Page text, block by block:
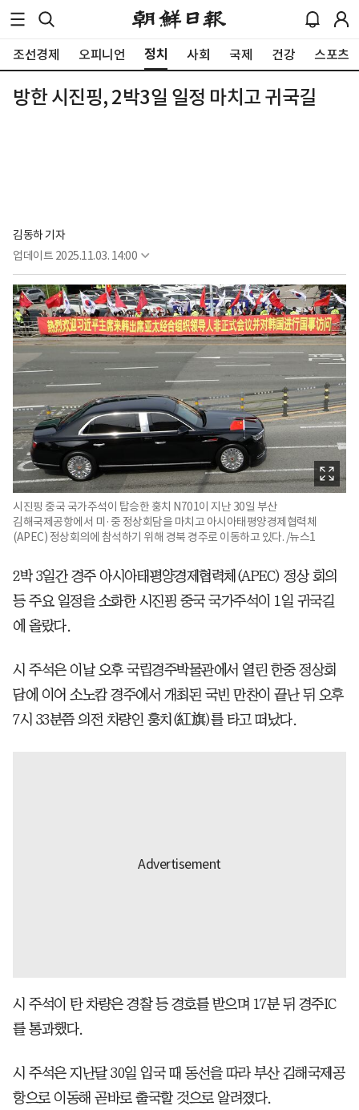
조선경제 오피니언 정치 사회 국제 건강 스포츠
방한 시진핑, 2박3일 일정 마치고 귀국길
김동하 기자
업데이트 2025.11.03. 14:00
시진핑 중국 국가주석이 탑승한 훙치 N701이 지난 30일 부산
김해국제공항에서 미·중 정상회담을 마치고 아시아태평양경제협력체
(APEC) 정상회의에 참석하기 위해 경북 경주로 이동하고 있다. /뉴스1
2박 3일간 경주 아시아태평양경제협력체(APEC) 정상 회의
등 주요 일정을 소화한 시진핑 중국 국가주석이 1일 귀국길
에 올랐다.
시 주석은 이날 오후 국립경주박물관에서 열린 한중 정상회
담에 이어 소노캄 경주에서 개최된 국빈 만찬이 끝난 뒤 오후
7시 33분쯤 의전 차량인 훙치(紅旗)를 타고 떠났다.
시 주석이 탄 차량은 경찰 등 경호를 받으며 17분 뒤 경주IC
를 통과했다.
시 주석은 지난달 30일 입국 때 동선을 따라 부산 김해국제공
항으로 이동해 곧바로 출국할 것으로 알려졌다.